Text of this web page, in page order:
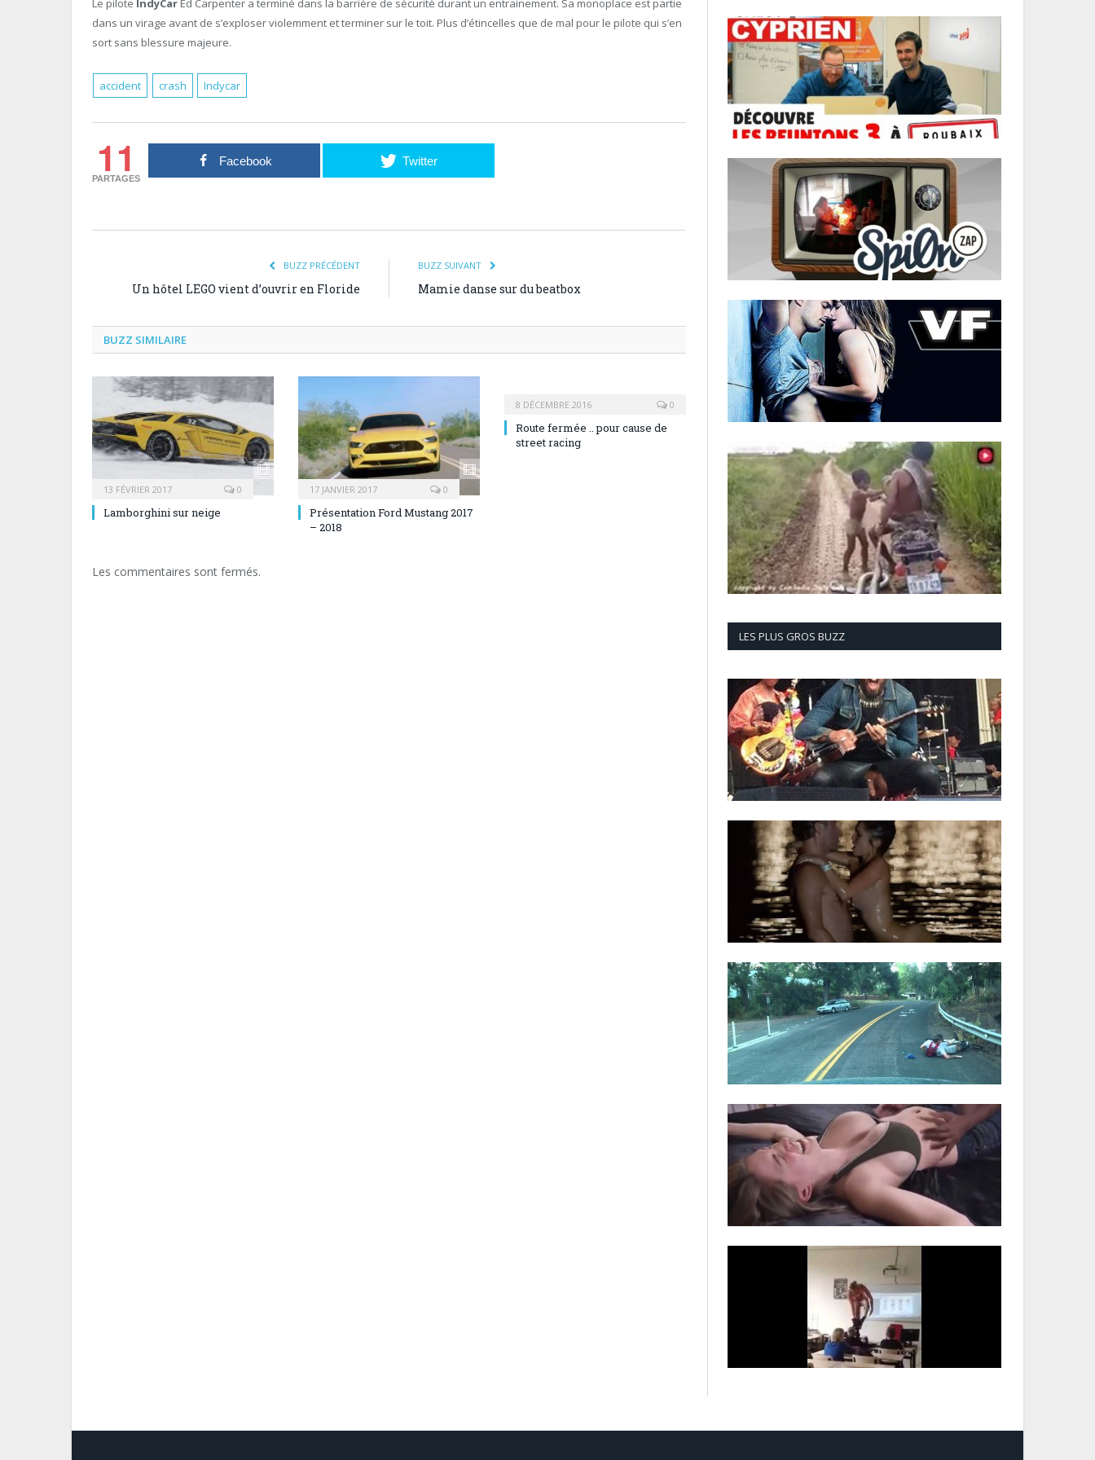
Le pilote IndyCar Ed Carpenter a terminé dans la barrière de sécurité durant un entrainement. Sa monoplace est partie
dans un virage avant de s’exploser violemment et terminer sur le toit. Plus d’étincelles que de mal pour le pilote qui s’en
sort sans blessure majeure.
accident crash Indycar
11
PARTAGES
Facebook Twitter
BUZZ PRÉCÉDENT
Un hôtel LEGO vient d’ouvrir en Floride
BUZZ SUIVANT
Mamie danse sur du beatbox
BUZZ SIMILAIRE
13 FÉVRIER 2017 0
Lamborghini sur neige
17 JANVIER 2017 0
Présentation Ford Mustang 2017
– 2018
8 DÉCEMBRE 2016 0
Route fermée .. pour cause de
street racing
Les commentaires sont fermés.
LES PLUS GROS BUZZ